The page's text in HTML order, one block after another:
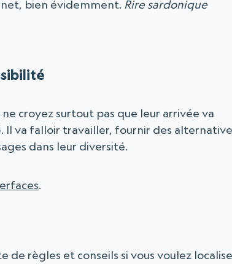
bien évidemment. Rire sardonique
croyez surtout pas que leur arrivée va
Il va falloir travailler, fournir des
dans leur diversité.
.
de règles et conseils si vous voulez